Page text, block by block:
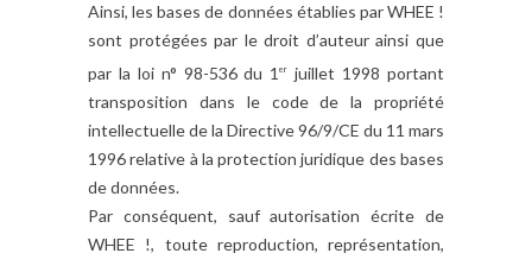
Ainsi, les bases de données établies par WHEE !
sont protégées par le droit d’auteur ainsi que
par la loi n° 98-536 du 1er
juillet 1998 portant
transposition dans le code de la propriété
intellectuelle de la Directive 96/9/CE du 11 mars
1996 relative à la protection juridique des bases
de données.
Par conséquent, sauf autorisation écrite de
WHEE !, toute reproduction, représentation,